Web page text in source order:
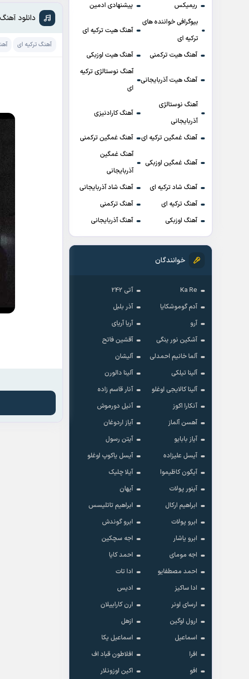
ریمیکس
پیشنهادی ادمین
بیوگرافی خواننده های
ترکیه ای
آهنگ هیت ترکیه ای
آهنگ هیت ترکمنی آهنگ هیت اوزبکی
آهنگ هیت آذربایجانی
آهنگ نوستالژی ترکیه
ای
آهنگ نوستالژی
آذربایجانی
آهنگ کارادنیزی
آهنگ غمگین ترکیه ای آهنگ غمگین ترکمنی
آهنگ غمگین اوزبکی
آهنگ غمگین
آذربایجانی
آهنگ شاد ترکیه ای
آهنگ شاد آذربایجانی
آهنگ ترکیه ای
آهنگ ترکمنی
آهنگ اوزبکی
آهنگ آذربایجانی
خوانندگان
Ka Re
آتی 242
آدم گوموشکایا
آذر بلبل
آرو
آریا آریای
آشکین نور ینگی
آقشین فاتح
آلما خانیم احمدلی
آلیشان
آلینا تیلکی
آلینا دالورن
آلینا کالایجی اوغلو
آنار قاسم زاده
آنکارا اکوز
آنیل دورموش
آهسن آلماز
آیاز اردوغان
آیاز بابایو
آیتن رسول
آیسل علیزاده
آیسل یاکوپ اوغلو
آیگون کاظیموا
آیلا چلیک
آینور پولات
آیهان
ابراهیم ارکال
ابراهیم تاتلیسس
ابرو پولات
ابرو گوندش
ابرو یاشار
اجه سچکین
اجه مومای
احمد کایا
احمد مصطفایو
ادا تات
ادا ساکیز
ادیس
ارسای اونر
ارن کاراییلان
ارول اوگین
ازهل
اسماعیل
اسماعیل یکا
افرا
افلاطون قباد اف
افو
اکین اوزونلار
دانلود آهنگ Reynmen Çatma Yarim
آهنگ ترکیه ای